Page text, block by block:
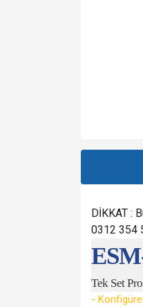
DİKKAT :
0312 354
Tek Set
-